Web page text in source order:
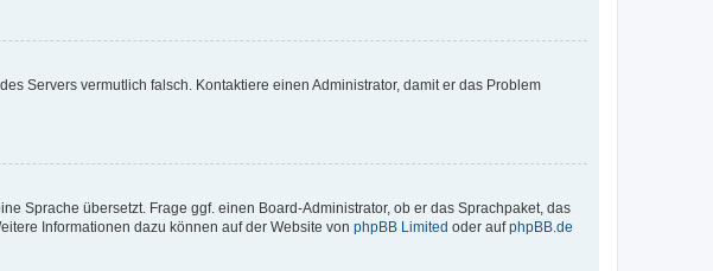
Servers vermutlich falsch. Kontaktiere einen Administrator, damit er das Problem
Sprache übersetzt. Frage ggf. einen Board-Administrator, ob er das Sprachpaket, das
Informationen dazu können auf der Website von phpBB Limited oder aufphpBB.de